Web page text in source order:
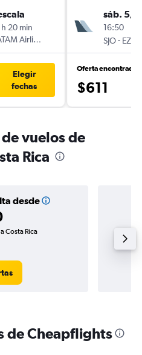
h 20 min
Airlines
Elegir
fechas
sáb. 5/
16:50
SJO- EZE
Oferta encontrada
$611
vuelos de
Rica
desde
Costa Rica
de Cheapflights